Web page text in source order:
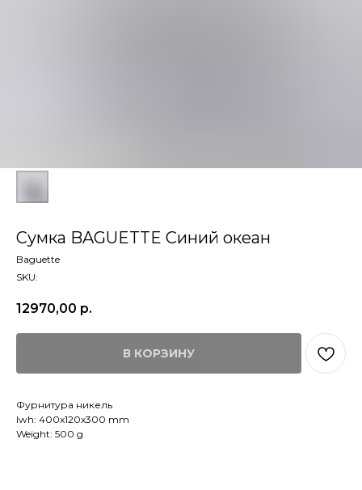
Сумка BAGUETTE Синий океан
Baguette
SKU:
12970,00 р.
В КОРЗИНУ
Фурнитура никель
lwh: 400x120x300 mm
Weight: 500 g